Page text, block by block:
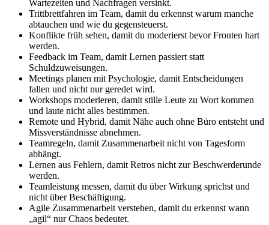
Wartezeiten und Nachfragen versinkt.
Trittbrettfahren im Team, damit du erkennst warum manche
abtauchen und wie du gegensteuerst.
Konflikte früh sehen, damit du moderierst bevor Fronten hart
werden.
Feedback im Team, damit Lernen passiert statt
Schuldzuweisungen.
Meetings planen mit Psychologie, damit Entscheidungen
fallen und nicht nur geredet wird.
Workshops moderieren, damit stille Leute zu Wort kommen
und laute nicht alles bestimmen.
Remote und Hybrid, damit Nähe auch ohne Büro entsteht und
Missverständnisse abnehmen.
Teamregeln, damit Zusammenarbeit nicht von Tagesform
abhängt.
Lernen aus Fehlern, damit Retros nicht zur Beschwerderunde
werden.
Teamleistung messen, damit du über Wirkung sprichst und
nicht über Beschäftigung.
Agile Zusammenarbeit verstehen, damit du erkennst wann
„agil“ nur Chaos bedeutet.